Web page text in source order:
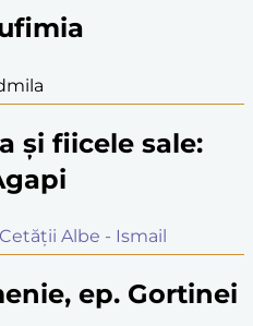
și fiicele sale:
Albe - Ismail
ep. Gortinei